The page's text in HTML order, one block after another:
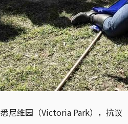
尼维园（Victoria Park），抗议